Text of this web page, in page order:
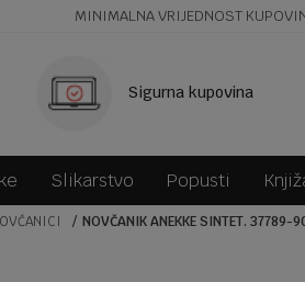
MINIMALNA VRIJEDNOST
Sigurna kupovina
Slikarstvo Popusti
NOVČANIK ANEKKE SINTET. 37789-